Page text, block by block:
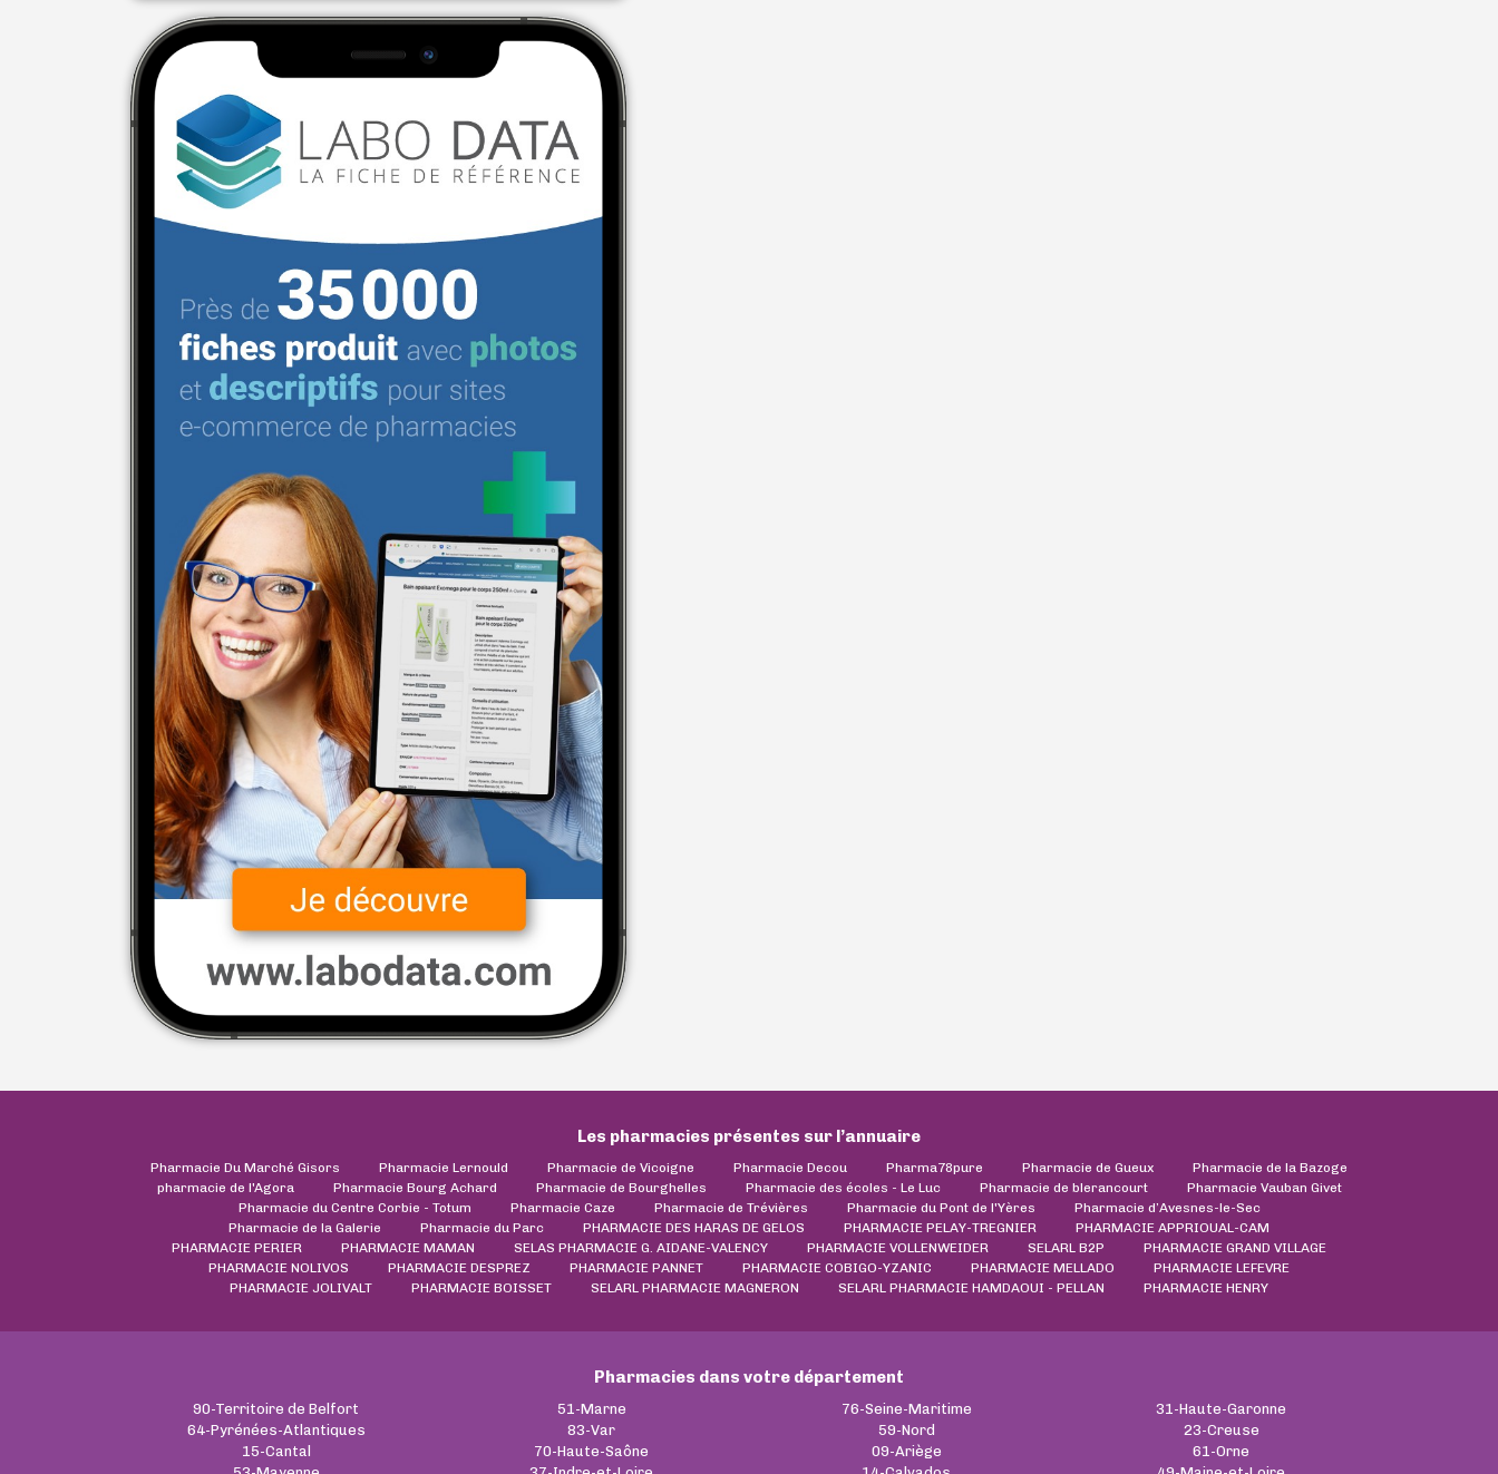
Les pharmacies présentes sur l’annuaire
Pharmacie Du Marché Gisors Pharmacie Lernould Pharmacie de Vicoigne Pharmacie Decou Pharma78pure Pharmacie de Gueux
Pharmacie de la Bazoge
pharmacie de l'Agora
Pharmacie Bourg Achard Pharmacie de Bourghelles Pharmacie des écoles - Le Luc Pharmacie de blerancourt
Pharmacie Vauban Givet
Pharmacie du Centre Corbie - Totum
Pharmacie Caze Pharmacie de Trévières Pharmacie du Pont de l'Yères
Pharmacie d’Avesnes-le-Sec
Pharmacie de la Galerie
Pharmacie du Parc PHARMACIE DES HARAS DE GELOS PHARMACIE PELAY-TREGNIER
PHARMACIE APPRIOUAL-CAM
PHARMACIE PERIER
PHARMACIE MAMAN SELAS PHARMACIE G. AIDANE-VALENCY PHARMACIE VOLLENWEIDER SELARL B2P
PHARMACIE GRAND VILLAGE
PHARMACIE NOLIVOS
PHARMACIE DESPREZ PHARMACIE PANNET PHARMACIE COBIGO-YZANIC PHARMACIE MELLADO
PHARMACIE LEFEVRE
PHARMACIE JOLIVALT
PHARMACIE BOISSET SELARL PHARMACIE MAGNERON SELARL PHARMACIE HAMDAOUI - PELLAN PHARMACIE HENRY
Pharmacies dans votre département
90-Territoire de Belfort
64-Pyrénées-Atlantiques
15-Cantal
51-Marne
83-Var
70-Haute-Saône
76-Seine-Maritime
59-Nord
09-Ariège
31-Haute-Garonne
23-Creuse
61-Orne